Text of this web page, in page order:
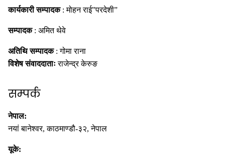
कार्यकारी सम्पादक: मोहन राई”परदेशी”
सम्पादक: अमित थेवे
अतिथि सम्पादक: गोमा राना
विशेष संवाददाताःराजेन्द्र केरुङ
सम्पर्क
नेपाल:
नयां बानेश्वर, काठमाण्डौ-३२, नेपाल
यूके: